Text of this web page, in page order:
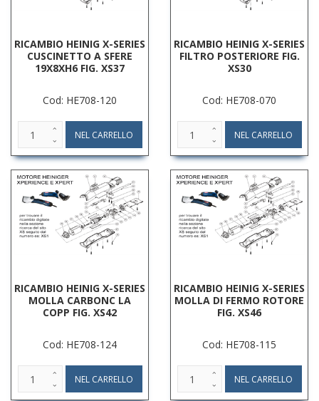
RICAMBIO HEINIG X-SERIES
CUSCINETTO A SFERE
19X8XH6 FIG. XS37
Cod: HE708-120
RICAMBIO HEINIG X-SERIES
FILTRO POSTERIORE FIG.
XS30
Cod: HE708-070
RICAMBIO HEINIG X-SERIES
MOLLA CARBONC LA
COPP FIG. XS42
Cod: HE708-124
RICAMBIO HEINIG X-SERIES
MOLLA DI FERMO ROTORE
FIG. XS46
Cod: HE708-115